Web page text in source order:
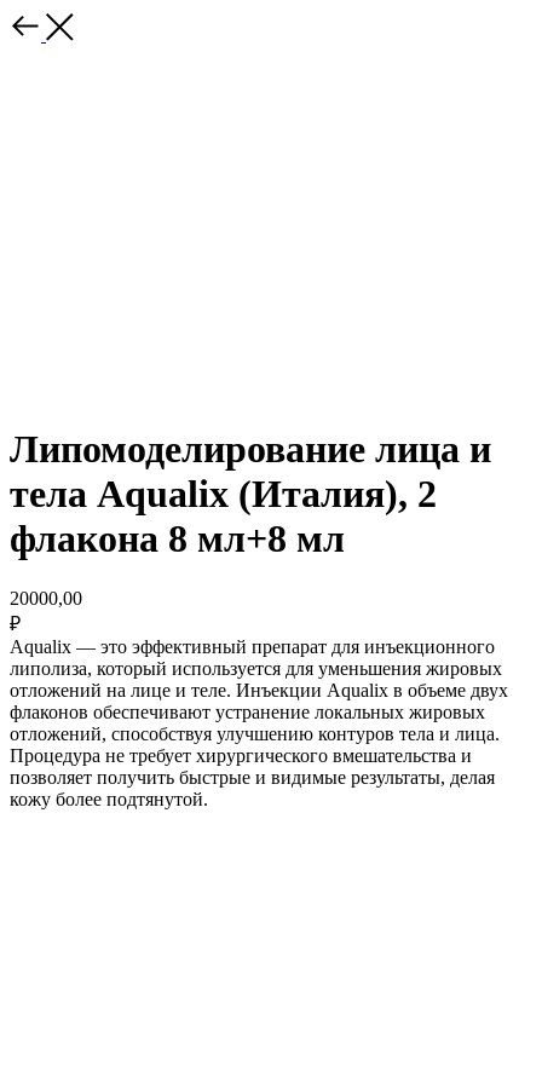
Липомоделирование лица и
тела Aqualix (Италия), 2
флакона 8 мл+8 мл
20000,00
₽
Aqualix — это эффективный препарат для инъекционного
липолиза, который используется для уменьшения жировых
отложений на лице и теле. Инъекции Aqualix в объеме двух
флаконов обеспечивают устранение локальных жировых
отложений, способствуя улучшению контуров тела и лица.
Процедура не требует хирургического вмешательства и
позволяет получить быстрые и видимые результаты, делая
кожу более подтянутой.